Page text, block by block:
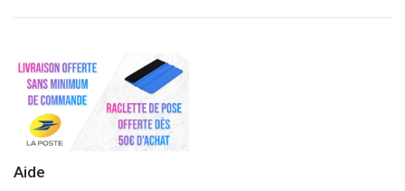
Aide